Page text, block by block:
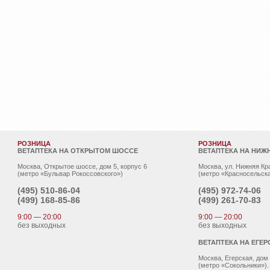
РОЗНИЦА
ВЕТАПТЕКА НА ОТКРЫТОМ ШОССЕ
Москва, Открытое шоссе, дом 5, корпус 6
(метро «Бульвар Рокоссовского»)
(495) 510-86-04
(499) 168-85-86
9:00 — 20:00
без выходных
РОЗНИЦА
ВЕТАПТЕКА НА
Москва, ул. Нижняя
(метро
(495) 972-74-06
(499) 261-70-83
9:00 — 20:00
без выходных
ВЕТАПТЕКА НА
Москва, Егерская, дом
(метро «Сокольники»).